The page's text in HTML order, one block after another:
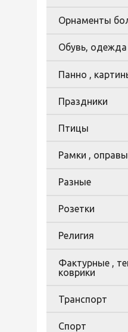
Орнаменты
Обувь, одежда
Панно ,
Праздники
Птицы
Рамки ,
Разные
Розетки
Религия
Фактурные ,
коврики
Транспорт
Спорт